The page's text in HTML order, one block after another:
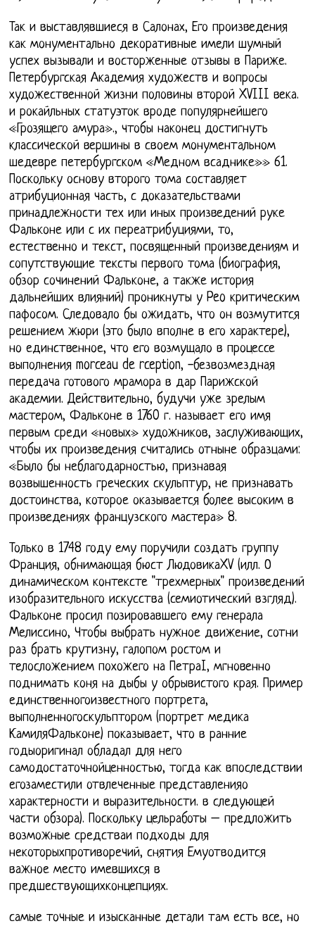
Так и выставлявшиеся в Салонах, Его произведения
как монументально декоративные имели шумный
успех вызывали и восторженные отзывы в Париже.
Петербургская Академия художеств и вопросы
художественной жизни половины второй XVIII века.
и рокайльных статуэток вроде популярнейшего
«Грозящего амура»., чтобы наконец достигнуть
классической вершины в своем монументальном
шедевре петербургском «Медном всаднике»» 61.
Поскольку основу второго тома составляет
атрибуционная часть, с доказательствами
принадлежности тех или иных произведений руке
Фальконе или с их переатрибуциями, то,
естественно и текст, посвященный произведениям и
сопутствующие тексты первого тома (биография,
обзор сочинений Фальконе, а также история
дальнейших влияний) проникнуты у Peo критическим
пафосом. Следовало бы ожидать, что он возмутится
решением жюри (это было вполне в его характере),
но единственное, что его возмущало в процессе
выполнения morceau de rception, -безвозмездная
передача готового мрамора в дар Парижской
академии. Действительно, будучи уже зрелым
мастером, Фальконе в 1760 г. называет его имя
первым среди «новых» художников, заслуживающих,
чтобы их произведения считались отныне образцами:
«Было бы неблагодарностью, признавая
возвышенность греческих скульптур, не признавать
достоинства, которое оказывается более высоким в
произведениях французского мастера» 8.
Только в 1748 году ему поручили создать группу
Франция, обнимающая бюст ЛюдовикаXV (илл. О
динамическом контексте "трехмерных" произведений
изобразительного искусства (семиотический взгляд).
Фальконе просил позировавшего ему генерала
Мелиссино, Чтобы выбрать нужное движение, сотни
раз брать крутизну, галопом ростом и
телосложением похожего на ПетраI, мгновенно
поднимать коня на дыбы у обрывистого края. Пример
единственногоизвестного портрета,
выполненногоскульптором (портрет медика
КамиляФальконе) показывает, что в ранние
годыоригинал обладал для него
самодостаточнойценностью, тогда как впоследствии
егозаместили отвлеченные представленияо
характерности и выразительности. в следующей
части обзора). Поскольку цельработы – предложить
возможные средстваи подходы для
некоторыхпротиворечий, снятия Емуотводится
важное место имевшихся в
предшествующихконцепциях.
самые точные и изысканные детали там есть все, но